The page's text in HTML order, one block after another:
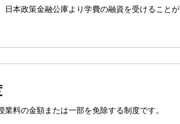
日本政策金融公庫より学費の融資を受けることが
料の金額または一部を免除する制度です。